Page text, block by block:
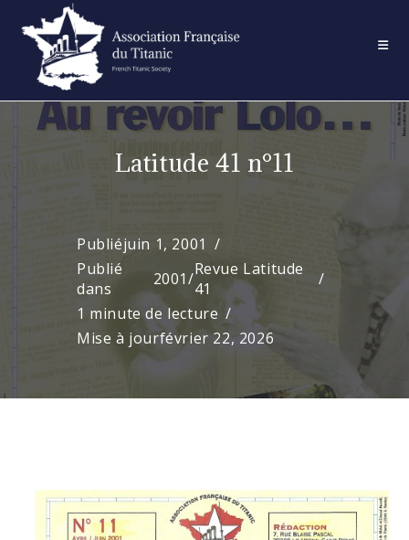
content
Latitude 41 n°11
Publiéjuin 1, 2001
Publié
dans
2001/Revue Latitude
41
1 minute de lecture
Mise à jourfévrier 22, 2026